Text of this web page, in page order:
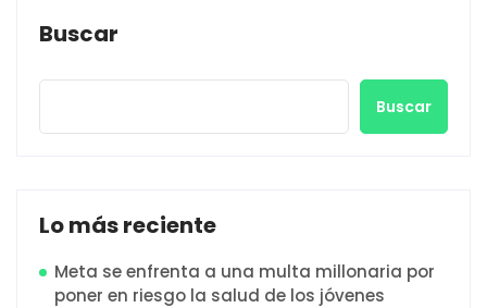
Buscar
Buscar
Lo más reciente
Meta se enfrenta a una multa millonaria por
poner en riesgo la salud de los jóvenes